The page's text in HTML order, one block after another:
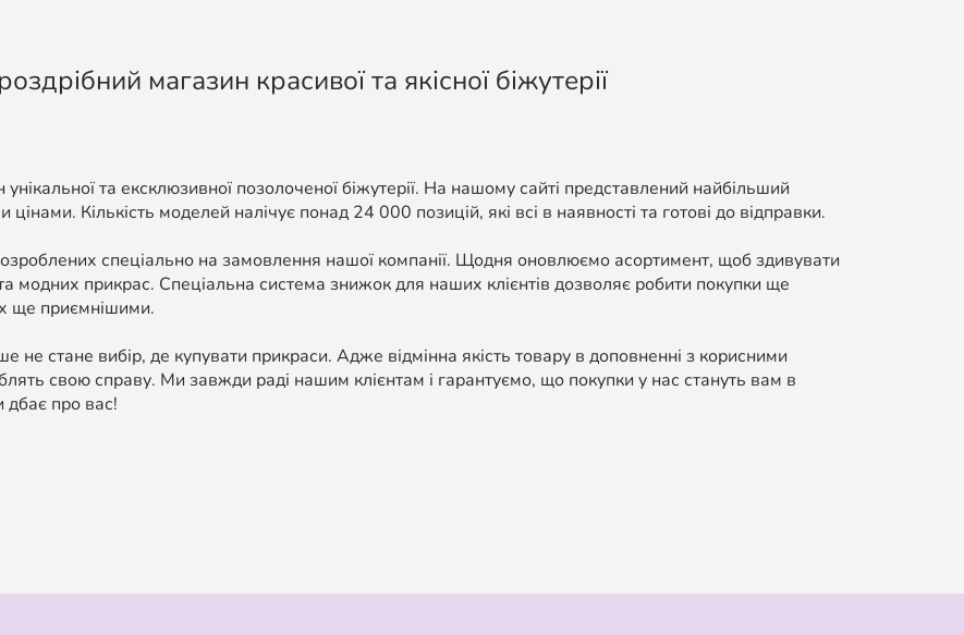
магазин красивої та якісної біжутерії
та ексклюзивної позолоченої біжутерії. На нашому сайті представлений найбільший
цінами. Кількість моделей налічує понад 24 000 позицій, які всі в наявності та готові до відправки.
спеціально на замовлення нашої компанії. Щодня оновлюємо асортимент, щоб здивувати
модних прикрас. Спеціальна система знижок для наших клієнтів дозволяє робити покупки ще
ще приємнішими.
стане вибір, де купувати прикраси. Адже відмінна якість товару в доповненні з корисними
свою справу. Ми завжди раді нашим клієнтам і гарантуємо, що покупки у нас стануть вам в
дбає про вас!